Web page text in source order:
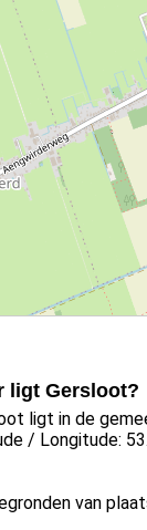
ligt Gersloot?
ligt in de
/ Longitude:
van